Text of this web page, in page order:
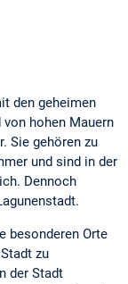
den geheimen
hohen Mauern
Sie gehören zu
und sind in der
Dennoch
besonderen Orte
zu
der Stadt